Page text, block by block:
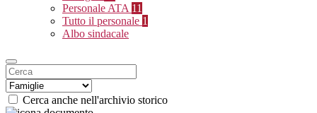
Personale ATA 11
Tutto il personale 1
Albo sindacale
Cerca anche nell'archivio storico